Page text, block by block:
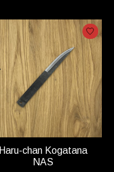
Haru-chan Kogatana
NAS